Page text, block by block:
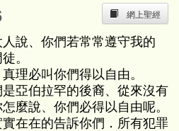
網上聖經
說、你們若常常遵守我的
。
理必叫你們得以自由。
亞伯拉罕的後裔、從來沒有
麼說、你們必得以自由呢。
在在的告訴你們．所有犯罪